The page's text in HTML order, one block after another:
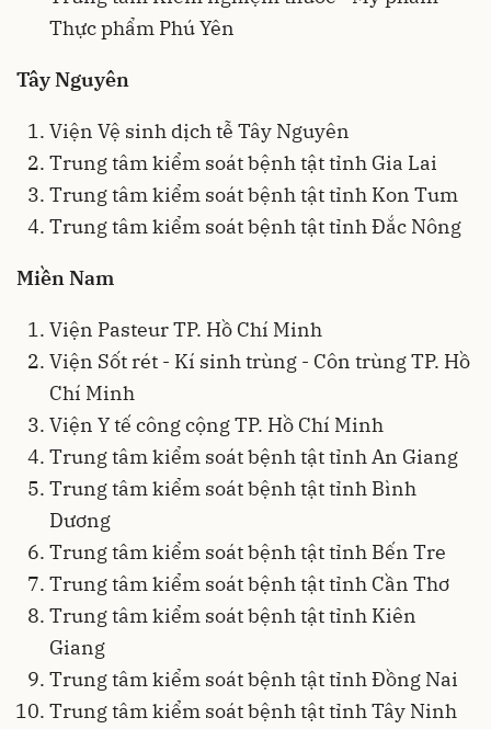
Thực phẩm Phú Yên
Tây Nguyên
Viện Vệ sinh dịch tễ Tây Nguyên
Trung tâm kiểm soát bệnh tật tỉnh Gia Lai
Trung tâm kiểm soát bệnh tật tỉnh Kon Tum
Trung tâm kiểm soát bệnh tật tỉnh Đắc Nông
Miền Nam
Viện Pasteur TP. Hồ Chí Minh
Viện Sốt rét - Kí sinh trùng - Côn trùng TP. Hồ
Chí Minh
Viện Y tế công cộng TP. Hồ Chí Minh
Trung tâm kiểm soát bệnh tật tỉnh An Giang
Trung tâm kiểm soát bệnh tật tỉnh Bình
Dương
Trung tâm kiểm soát bệnh tật tỉnh Bến Tre
Trung tâm kiểm soát bệnh tật tỉnh Cần Thơ
Trung tâm kiểm soát bệnh tật tỉnh Kiên
Giang
Trung tâm kiểm soát bệnh tật tỉnh Đồng Nai
Trung tâm kiểm soát bệnh tật tỉnh Tây Ninh